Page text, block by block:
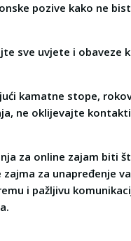
pozive kako ne
sve uvjete i obaveze
kamatne stope,
ne oklijevajte
za online zajam biti
za unapređenje
i pažljivu